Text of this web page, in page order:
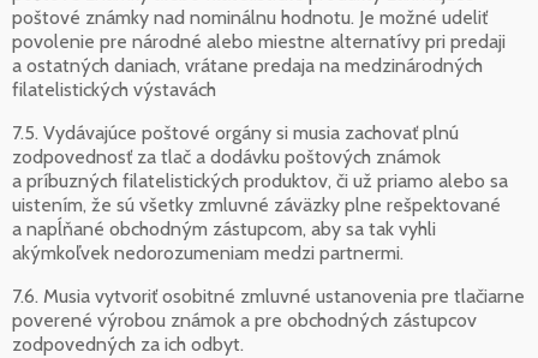
poštové známky nad nominálnu hodnotu. Je možné udeliť
povolenie pre národné alebo miestne alternatívy pri predaji
a ostatných daniach, vrátane predaja na medzinárodných
filatelistických výstavách
7.5. Vydávajúce poštové orgány si musia zachovať plnú
zodpovednosť za tlač a dodávku poštových známok
a príbuzných filatelistických produktov, či už priamo alebo sa
uistením, že sú všetky zmluvné záväzky plne rešpektované
a napĺňané obchodným zástupcom, aby sa tak vyhli
akýmkoľvek nedorozumeniam medzi partnermi.
7.6. Musia vytvoriť osobitné zmluvné ustanovenia pre tlačiarne
poverené výrobou známok a pre obchodných zástupcov
zodpovedných za ich odbyt.